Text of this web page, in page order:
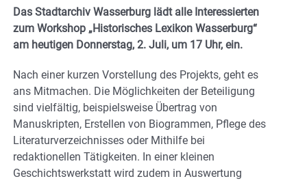
Das Stadtarchiv Wasserburg lädt alle Interessierten
zum Workshop „Historisches Lexikon Wasserburg“
am heutigen Donnerstag, 2. Juli, um 17 Uhr, ein.
Nach einer kurzen Vorstellung des Projekts, geht es
ans Mitmachen. Die Möglichkeiten der Beteiligung
sind vielfältig, beispielsweise Übertrag von
Manuskripten, Erstellen von Biogrammen, Pflege des
Literaturverzeichnisses oder Mithilfe bei
redaktionellen Tätigkeiten. In einer kleinen
Geschichtswerkstatt wird zudem in Auswertung